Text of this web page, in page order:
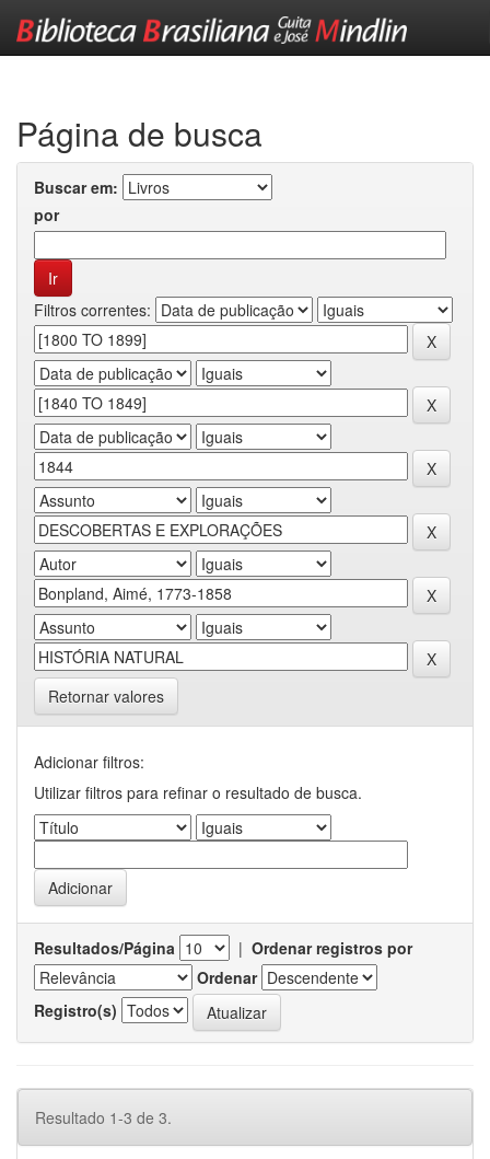
Página de busca
Buscar em:
por
Filtros correntes:
Retornar valores
Adicionar filtros:
Utilizar filtros para refinar o resultado de busca.
Resultados/Página | Ordenar registros por
Ordenar
Registro(s)
Resultado 1-3 de 3.